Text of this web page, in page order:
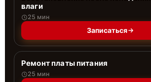
влаги
25 мин
Записаться
Ремонт платы питания
25 мин